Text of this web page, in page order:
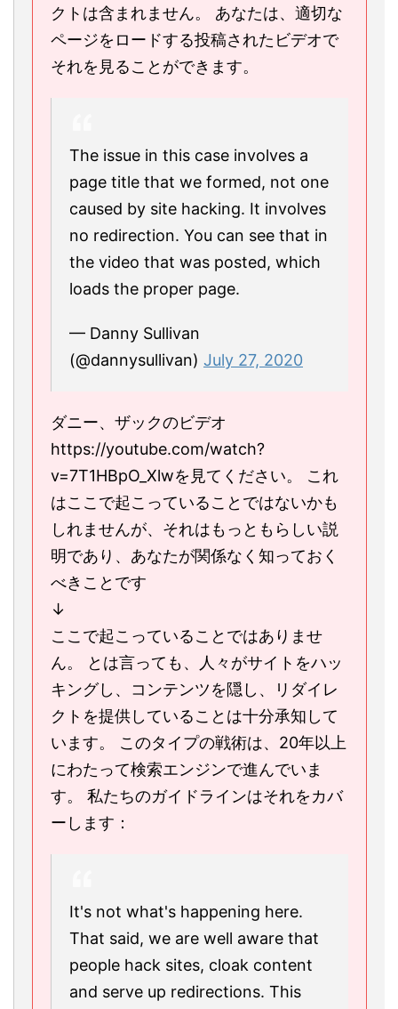
クトは含まれません。 あなたは、適切な
ページをロードする投稿されたビデオで
それを見ることができます。
The issue in this case involves a
page title that we formed, not one
caused by site hacking. It involves
no redirection. You can see that in
the video that was posted, which
loads the proper page.
— Danny Sullivan
(@dannysullivan) July 27, 2020
ダニー、ザックのビデオ
https://youtube.com/watch?
v=7T1HBpO_Xlwを見てください。 これ
はここで起こっていることではないかも
しれませんが、それはもっともらしい説
明であり、あなたが関係なく知っておく
べきことです
↓
ここで起こっていることではありませ
ん。 とは言っても、人々がサイトをハッ
キングし、コンテンツを隠し、リダイレ
クトを提供していることは十分承知して
います。 このタイプの戦術は、20年以上
にわたって検索エンジンで進んでいま
す。 私たちのガイドラインはそれをカバ
ーします：
It's not what's happening here.
That said, we are well aware that
people hack sites, cloak content
and serve up redirections. This